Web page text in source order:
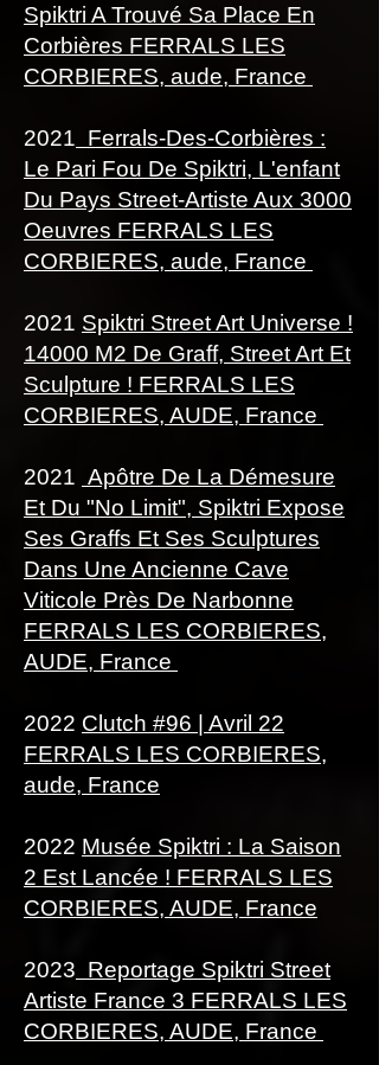
Spiktri A Trouvé Sa Place En
Corbières FERRALS LES
CORBIERES, aude, France
2021 Ferrals-Des-Corbières :
Le Pari Fou De Spiktri, L'enfant
Du Pays Street-Artiste Aux 3000
Oeuvres FERRALS LES
CORBIERES, aude, France
2021 Spiktri Street Art Universe !
14000 M2 De Graff, Street Art Et
Sculpture ! FERRALS LES
CORBIERES, AUDE, France
2021 Apôtre De La Démesure
Et Du "No Limit", Spiktri Expose
Ses Graffs Et Ses Sculptures
Dans Une Ancienne Cave
Viticole Près De Narbonne
FERRALS LES CORBIERES,
AUDE, France
2022 Clutch #96 | Avril 22
FERRALS LES CORBIERES,
aude, France
2022 Musée Spiktri : La Saison
2 Est Lancée ! FERRALS LES
CORBIERES, AUDE, France
2023 Reportage Spiktri Street
Artiste France 3 FERRALS LES
CORBIERES, AUDE, France